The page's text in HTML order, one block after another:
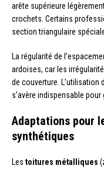
arête supérieure
crochets. Certains
section triangulaire
La régularité de
ardoises, car les
de couverture. L’utilisation
s’avère indispensable
Adaptations pour
synthétiques
Les toitures métalliques